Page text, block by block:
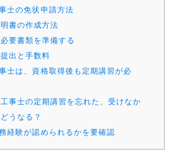
士の免状申請方法
書の作成方法
要書類を準備する
出と手数料
士は、資格取得後も定期講習が必
事士の定期講習を忘れた、受けなか
うなる？
経験が認められるかを要確認